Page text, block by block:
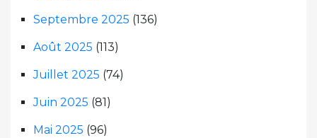
Septembre 2025 (136)
Août 2025 (113)
Juillet 2025 (74)
Juin 2025 (81)
Mai 2025 (96)